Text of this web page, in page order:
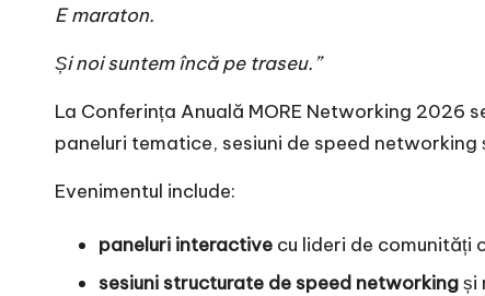
E maraton.
Și noi suntem încă pe traseu.”
La Conferința Anuală MORE Networking 2026
paneluri tematice, sesiuni de speed
Evenimentul include:
paneluri interactive cu lideri de comunități
sesiuni structurate de speed networkingși